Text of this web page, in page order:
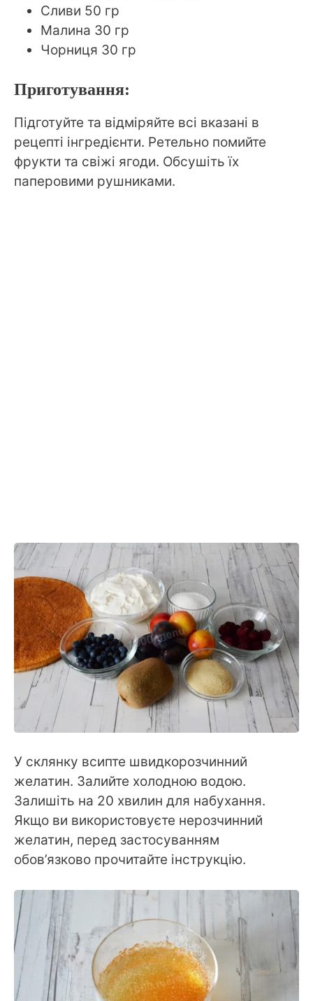
Сливи 50 гр
Малина 30 гр
Чорниця 30 гр
Приготування:
Підготуйте та відміряйте всі вказані в
рецепті інгредієнти. Ретельно помийте
фрукти та свіжі ягоди. Обсушіть їх
паперовими рушниками.
У склянку всипте швидкорозчинний
желатин. Залийте холодною водою.
Залишіть на 20 хвилин для набухання.
Якщо ви використовуєте нерозчинний
желатин, перед застосуванням
обов’язково прочитайте інструкцію.